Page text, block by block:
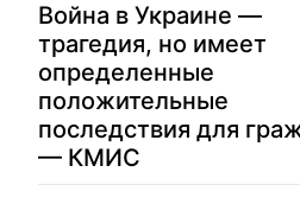
Война в Украине —
трагедия, но имеет
определенные
положительные
последствия для
— КМИС